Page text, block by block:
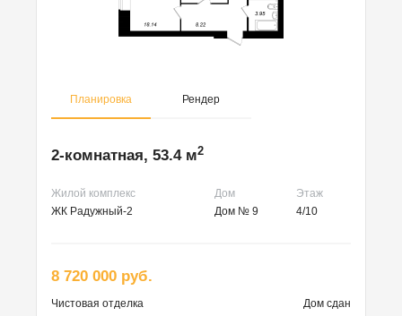
Планировка Рендер
2-комнатная, 53.4 м2
Жилой комплекс Дом
Этаж
ЖК Радужный-2
Дом № 9 4/10
8 720 000 руб.
Чистовая отделка Дом сдан